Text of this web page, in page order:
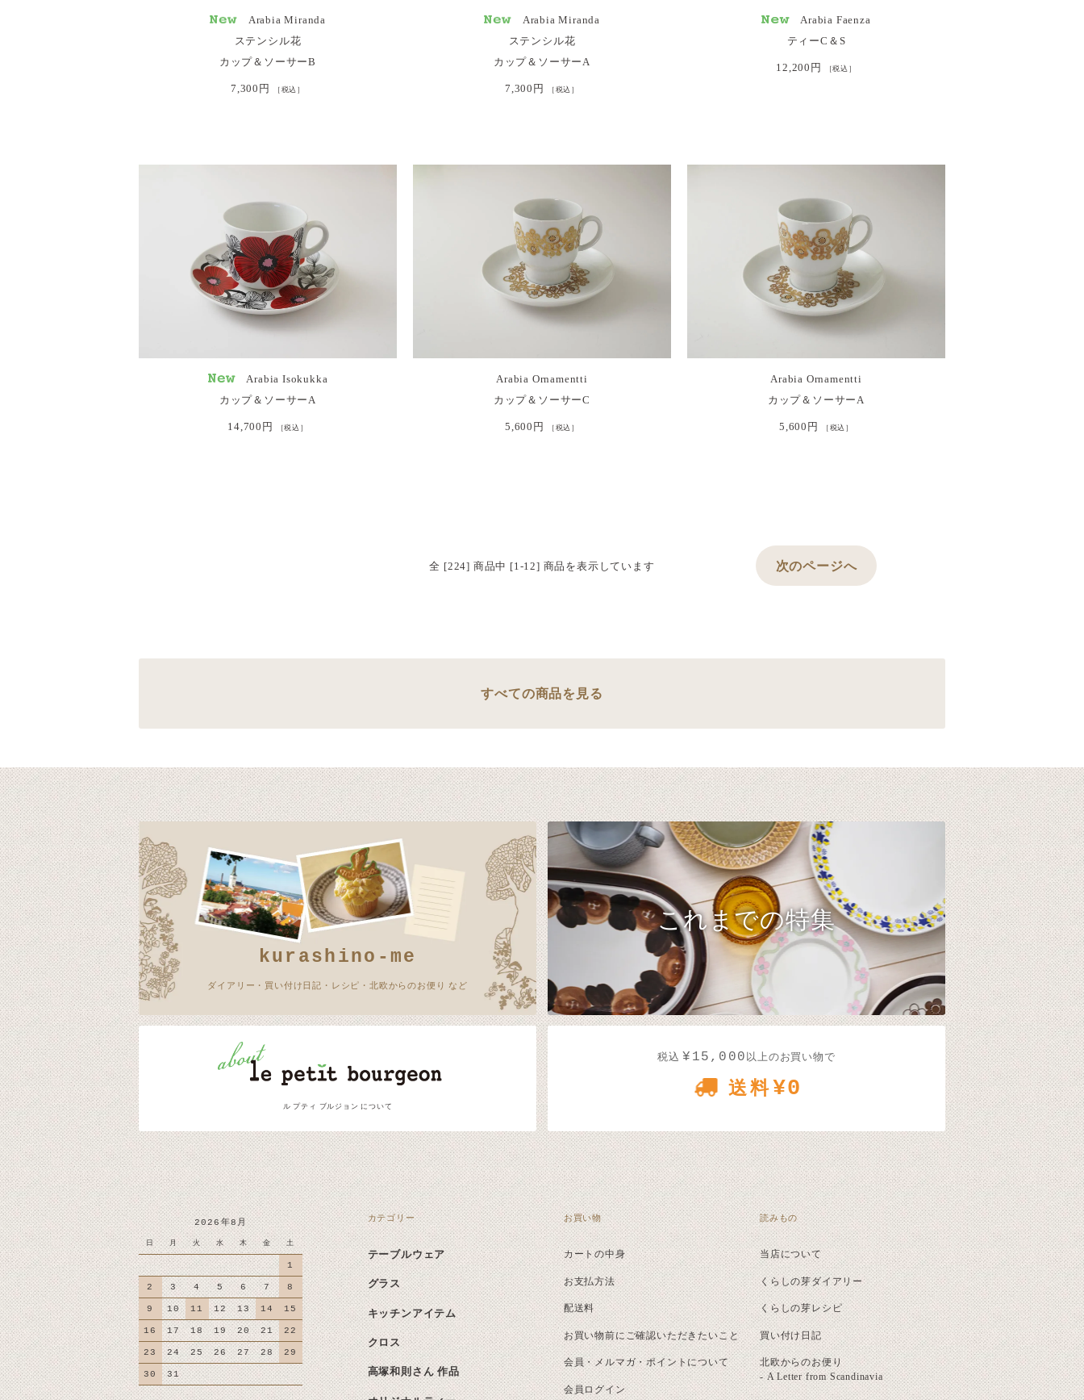
Arabia Miranda
ステンシル花
カップ＆ソーサーB
7,300円 ［税込］
Arabia Miranda
ステンシル花
カップ＆ソーサーA
7,300円 ［税込］
Arabia Faenza
ティーC＆S
12,200円 ［税込］
Arabia Isokukka
カップ＆ソーサーA
14,700円 ［税込］
Arabia Ornamentti
カップ＆ソーサーC
5,600円 ［税込］
Arabia Ornamentti
カップ＆ソーサーA
5,600円 ［税込］
全 [224] 商品中 [1-12] 商品を表示しています 次のページへ
すべての商品を見る
kurashino-me
ダイアリー・買い付け日記・レシピ・北欧からのお便り など
これまでの特集
ル プティ ブルジョン について
税込¥15,000 以上のお買い物で
送料¥0
2026年8月
日 月 火 水 木 金 土
1
2 3 4 5 6 7 8
9 10 11 12 13 14 15
16 17 18 19 20 21 22
23 24 25 26 27 28 29
30 31
カテゴリー
テーブルウェア
グラス
キッチンアイテム
クロス
高塚和則さん 作品
お買い物
カートの中身
お支払方法
配送料
お買い物前にご確認いただきたいこと
会員・メルマガ・ポイントについて
会員ログイン
読みもの
当店について
くらしの芽ダイアリー
くらしの芽レシピ
買い付け日記
北欧からのお便り
- A Letter from Scandinavia